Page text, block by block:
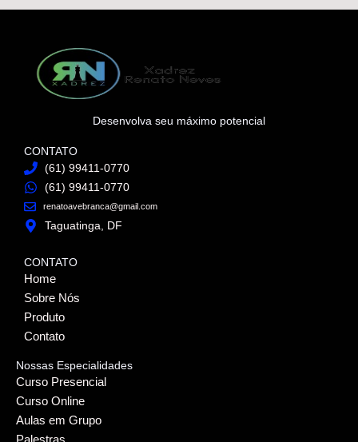
Desenvolva seu máximo potencial
CONTATO
(61) 99411-0770
(61) 99411-0770
renatoavebranca@gmail.com
Taguatinga, DF
CONTATO
Home
Sobre Nós
Produto
Contato
Nossas Especialidades
Curso Presencial
Curso Online
Aulas em Grupo